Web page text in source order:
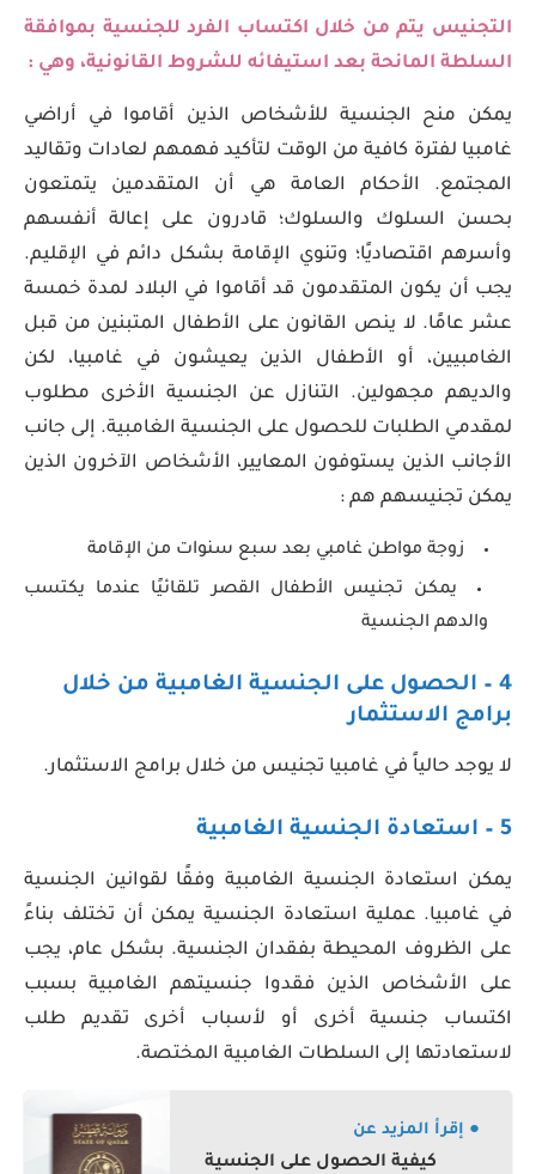
التجنيس يتم من خلال اكتساب الفرد للجنسية بموافقة
السلطة المانحة بعد استيفائه للشروط القانونية، وهي :
يمكن منح الجنسية للأشخاص الذين أقاموا في أراضي
غامبيا لفترة كافية من الوقت لتأكيد فهمهم لعادات وتقاليد
المجتمع. الأحكام العامة هي أن المتقدمين يتمتعون
بحسن السلوك والسلوك؛ قادرون على إعالة أنفسهم
وأسرهم اقتصاديًا؛ وتنوي الإقامة بشكل دائم في الإقليم.
يجب أن يكون المتقدمون قد أقاموا في البلاد لمدة خمسة
عشر عامًا. لا ينص القانون على الأطفال المتبنين من قبل
الغامبيين، أو الأطفال الذين يعيشون في غامبيا، لكن
والديهم مجهولين. التنازل عن الجنسية الأخرى مطلوب
لمقدمي الطلبات للحصول على الجنسية الغامبية. إلى جانب
الأجانب الذين يستوفون المعايير، الأشخاص الآخرون الذين
يمكن تجنيسهم هم :
زوجة مواطن غامبي بعد سبع سنوات من الإقامة
يمكن تجنيس الأطفال القصر تلقائيًا عندما يكتسب
والدهم الجنسية
4 – الحصول على الجنسية الغامبية من خلال
برامج الاستثمار
لا يوجد حالياً في غامبيا تجنيس من خلال برامج الاستثمار.
5 – استعادة الجنسية الغامبية
يمكن استعادة الجنسية الغامبية وفقًا لقوانين الجنسية
في غامبيا. عملية استعادة الجنسية يمكن أن تختلف بناءً
على الظروف المحيطة بفقدان الجنسية. بشكل عام، يجب
على الأشخاص الذين فقدوا جنسيتهم الغامبية بسبب
اكتساب جنسية أخرى أو لأسباب أخرى تقديم طلب
لاستعادتها إلى السلطات الغامبية المختصة.
● إقرأ المزيد عن
كيفية الحصول على الجنسية